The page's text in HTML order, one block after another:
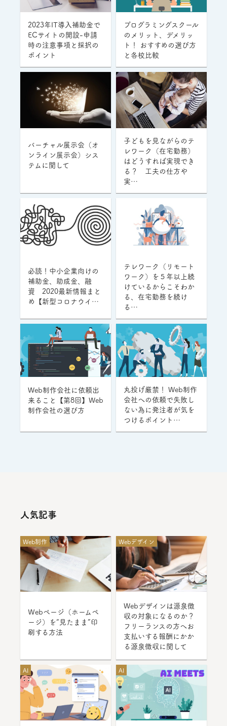
2023年IT導入補助金で
ECサイトの開設-申請
時の注意事項と採択の
ポイント
プログラミングスクール
のメリット、デメリッ
ト！ おすすめの選び方
と各校比較
バーチャル展示会（オ
ンライン展示会）シス
テムに関して
子どもを見ながらのテ
レワーク（在宅勤務）
はどうすれば実現でき
る？ 工夫の仕方や
実…
必読！中小企業向けの
補助金、助成金、融
資 2020最新情報まと
め【新型コロナウイ…
テレワーク（リモート
ワーク）を５年以上続
けているからこそわか
る、在宅勤務を続け
る…
Web制作会社に依頼出
来ること【第8回】Web
制作会社の選び方
丸投げ厳禁！ Web制作
会社への依頼で失敗し
ない為に発注者が気を
つけるポイント…
人気記事
Web制作
Ｗebページ（ホームペ
ージ）を“見たまま”印
刷する方法
Webデザイン
Webデザインは源泉徴
収の対象になるのか？
フリーランスの方へお
支払いする報酬にかか
る源泉徴収に関して
AI AI